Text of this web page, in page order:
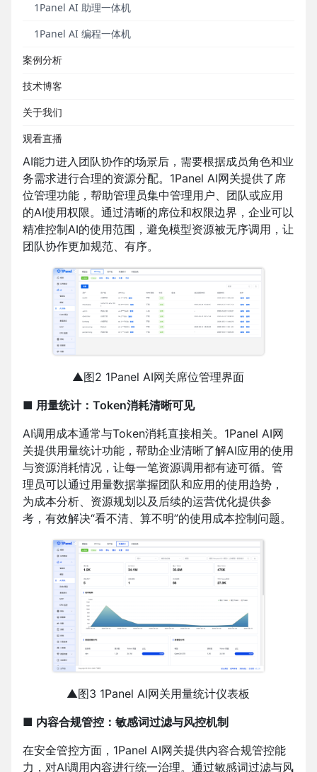
1Panel AI 助理一体机
1Panel AI 编程一体机
案例分析
技术博客
关于我们
观看直播
模型服务。通过集中维护模型访问配置，企业可以减
少重复配置和分散维护带来的管理成本，也能让后续
■ 席位管理：灵活分配成员权限
AI能力进入团队协作的场景后，需要根据成员角色和业
务需求进行合理的资源分配。1Panel AI网关提供了席
位管理功能，帮助管理员集中管理用户、团队或应用
的AI使用权限。通过清晰的席位和权限边界，企业可以
精准控制AI的使用范围，避免模型资源被无序调用，让
团队协作更加规范、有序。
▲图2 1Panel AI网关席位管理界面
■ 用量统计：Token消耗清晰可见
AI调用成本通常与Token消耗直接相关。1Panel AI网
关提供用量统计功能，帮助企业清晰了解AI应用的使用
与资源消耗情况，让每一笔资源调用都有迹可循。管
理员可以通过用量数据掌握团队和应用的使用趋势，
为成本分析、资源规划以及后续的运营优化提供参
考，有效解决“看不清、算不明”的使用成本控制问题。
▲图3 1Panel AI网关用量统计仪表板
■ 内容合规管控：敏感词过滤与风控机制
在安全管控方面，1Panel AI网关提供内容合规管控能
力，对AI调用内容进行统一治理。通过敏感词过滤与风